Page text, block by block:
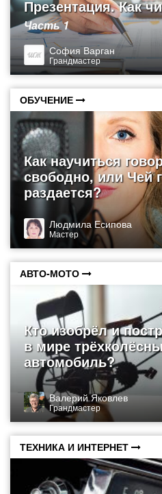
Презентация. Как
Часть 1
София Варган
Грандмастер
ОБУЧЕНИЕ
Как научиться
свободно, или Чей
раздается?
Людмила Есипова
Мастер
АВТО-МОТО
Кто изобрёл и
в мире
автомобиль?
Валерий Яковлев
Грандмастер
ТЕХНИКА И ИНТЕРНЕТ